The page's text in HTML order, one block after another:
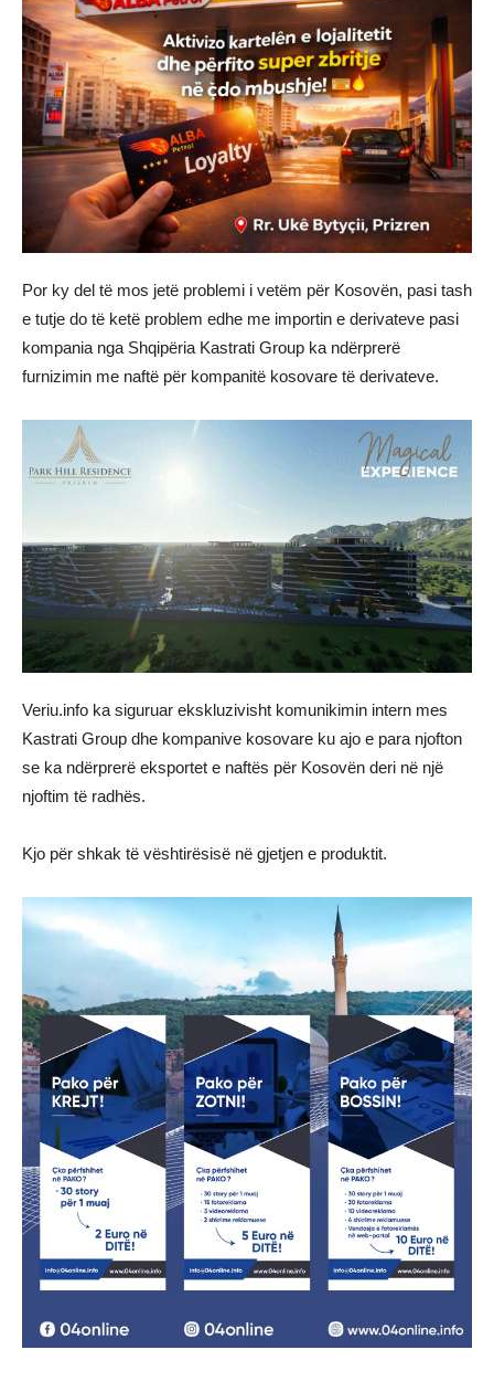
Por ky del të mos jetë problemi i vetëm për Kosovën, pasi tash
e tutje do të ketë problem edhe me importin e derivateve pasi
kompania nga Shqipëria Kastrati Group ka ndërprerë
furnizimin me naftë për kompanitë kosovare të derivateve.
Veriu.info ka siguruar ekskluzivisht komunikimin intern mes
Kastrati Group dhe kompanive kosovare ku ajo e para njofton
se ka ndërprerë eksportet e naftës për Kosovën deri në një
njoftim të radhës.
Kjo për shkak të vështirësisë në gjetjen e produktit.